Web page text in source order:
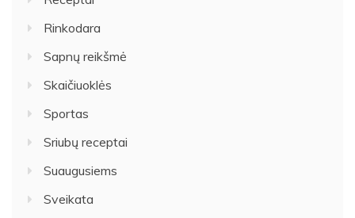
Rinkodara
Sapnų reikšmė
Skaičiuoklės
Sportas
Sriubų receptai
Suaugusiems
Sveikata